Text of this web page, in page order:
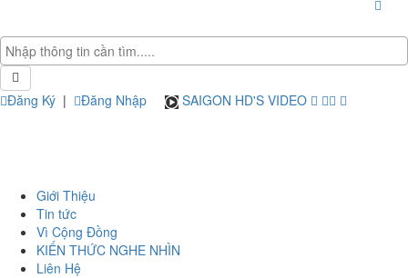
Đăng Ký | Đăng Nhập SAIGON HD'S VIDEO
Giới Thiệu
Tin tức
Vì Cộng Đồng
KIẾN THỨC NGHE NHÌN
Liên Hệ